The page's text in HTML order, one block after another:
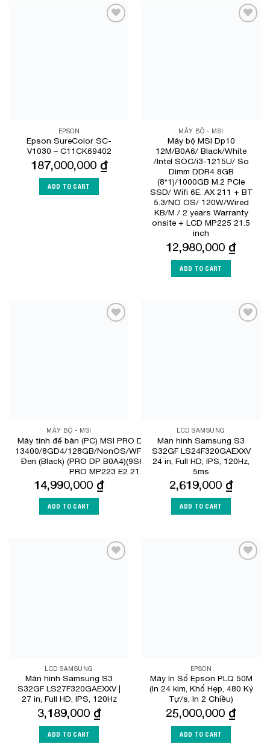
EPSON
Epson SureColor SC-
V1030 – C11CK69402
187,000,000 ₫
ADD TO CART
MÁY BỘ - MSI
Máy bộ MSI Dp10
12M/B0A6/ Black/White
/Intel SOC/i3-1215U/ So
Dimm DDR4 8GB
(8*1)/1000GB M.2 PCIe
SSD/ Wifi 6E: AX 211 + BT
5.3/NO OS/ 120W/Wired
KB/M / 2 years Warranty
onsite + LCD MP225 21.5
inch
12,980,000 ₫
ADD TO CART
MÁY BỘ - MSI
Máy tính để bàn (PC) MSI PRO DP21 13M-872XVN /I5-
13400/8GD4/128GB/NonOS/WF/BT/KB&M/TPM2.0/1Y/
Đen (Black) (PRO DP B0A4)(9S6-B0A421-872) + MSI
PRO MP223 E2 21.45″ inch
14,990,000 ₫
ADD TO CART
LCD SAMSUNG
Màn hình Samsung S3
S32GF LS24F320GAEXXV
24 in, Full HD, IPS, 120Hz,
5ms
2,619,000 ₫
ADD TO CART
LCD SAMSUNG
Màn hình Samsung S3
S32GF LS27F320GAEXXV |
27 in, Full HD, IPS, 120Hz
3,189,000 ₫
ADD TO CART
EPSON
Máy In Sổ Epson PLQ 50M
(In 24 kim, Khổ Hẹp, 480 Ký
Tự/s, In 2 Chiều)
25,000,000 ₫
ADD TO CART